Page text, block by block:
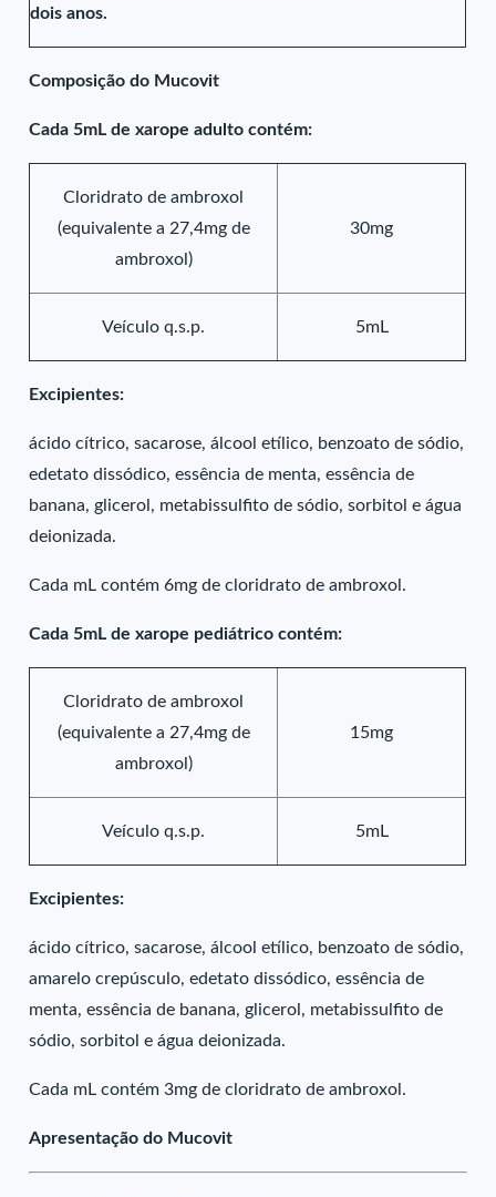
dois anos.
Composição do Mucovit
Cada 5mL de xarope adulto contém:
Cloridrato de ambroxol
(equivalente a 27,4mg de
ambroxol)
30mg
Veículo q.s.p. 5mL
Excipientes:
ácido cítrico, sacarose, álcool etílico, benzoato de sódio,
edetato dissódico, essência de menta, essência de
banana, glicerol, metabissulfito de sódio, sorbitol e água
deionizada.
Cada mL contém 6mg de cloridrato de ambroxol.
Cada 5mL de xarope pediátrico contém:
Cloridrato de ambroxol
(equivalente a 27,4mg de
ambroxol)
15mg
Veículo q.s.p. 5mL
Excipientes:
ácido cítrico, sacarose, álcool etílico, benzoato de sódio,
amarelo crepúsculo, edetato dissódico, essência de
menta, essência de banana, glicerol, metabissulfito de
sódio, sorbitol e água deionizada.
Cada mL contém 3mg de cloridrato de ambroxol.
Apresentação do Mucovit